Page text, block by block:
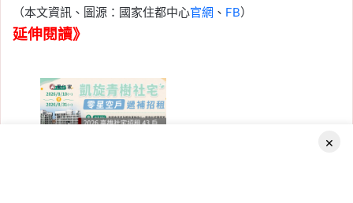
（本文資訊、圖源：國家住都中心官網 、 FB）
延伸閱讀》
×